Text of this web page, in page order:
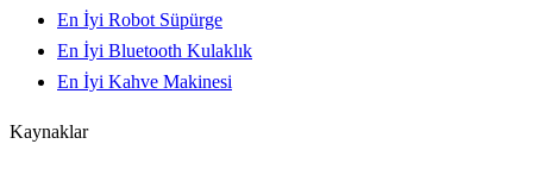
En İyi Robot Süpürge
En İyi Bluetooth Kulaklık
En İyi Kahve Makinesi
Kaynaklar